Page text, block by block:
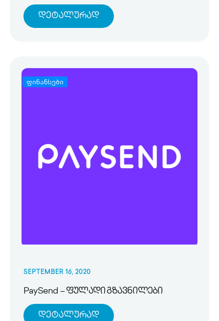
Დეტალურად
ფინანსები
SEPTEMBER 16, 2020
PaySend – ფულადი გზავნილები
Დეტალურად